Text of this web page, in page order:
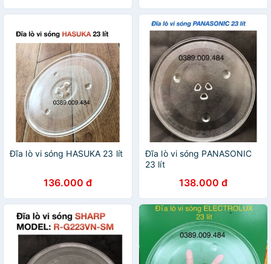
Đĩa lò vi sóng HASUKA 23 lít
136.000 đ
Đĩa lò vi sóng PANASONIC
23 lít
138.000 đ